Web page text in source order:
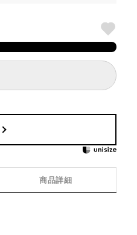
商品詳細